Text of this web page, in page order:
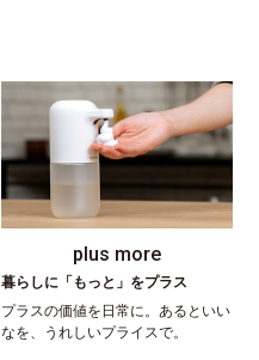
plus more
暮らしに「もっと」をプラス
プラスの価値を日常に。あるといい
なを、うれしいプライスで。